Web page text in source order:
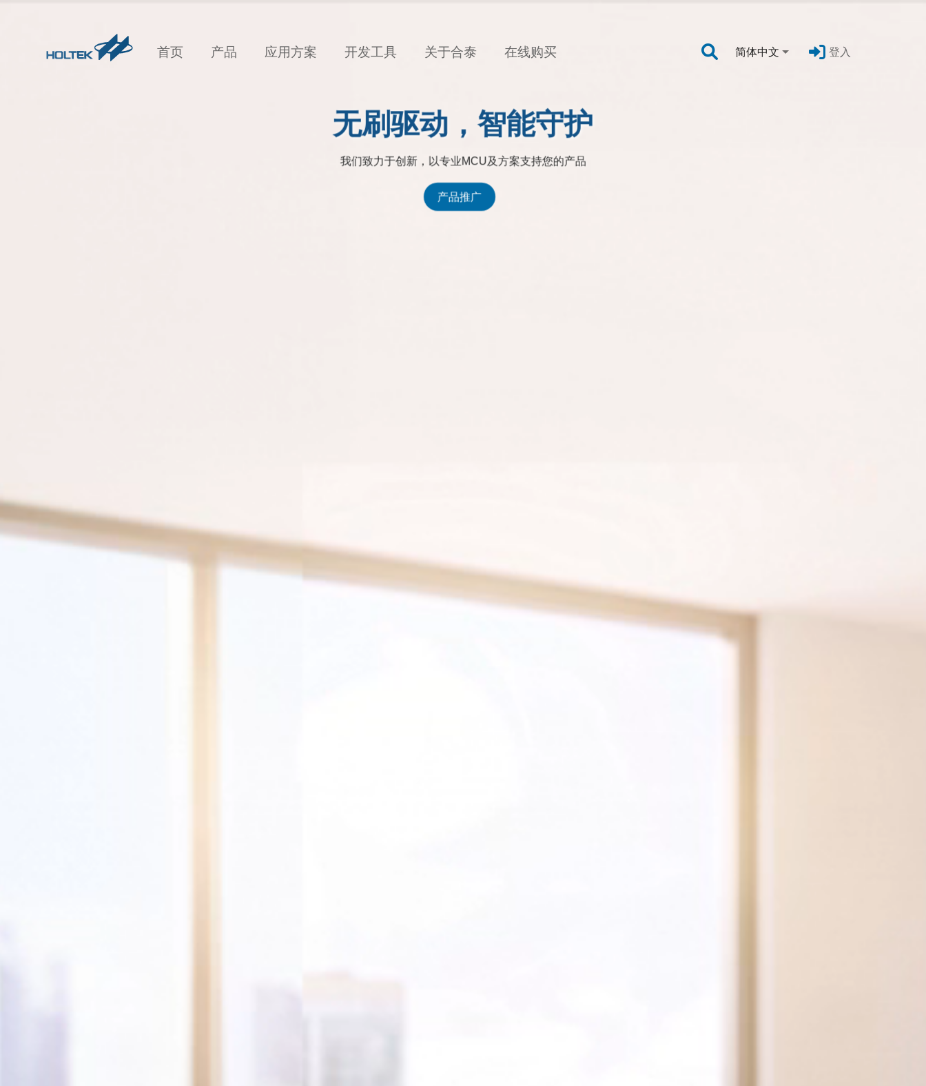
首页 产品 应用方案 开发工具 关于合泰 在线购买 简体中文 登入
无刷驱动，智能守护
我们致力于创新，以专业MCU及方案支持您的产品
产品推广